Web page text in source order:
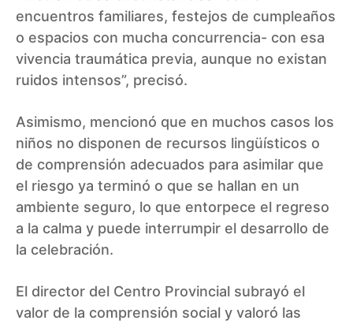
encuentros familiares, festejos de cumpleaños
o espacios con mucha concurrencia- con esa
vivencia traumática previa, aunque no existan
ruidos intensos”, precisó.
Asimismo, mencionó que en muchos casos los
niños no disponen de recursos lingüísticos o
de comprensión adecuados para asimilar que
el riesgo ya terminó o que se hallan en un
ambiente seguro, lo que entorpece el regreso
a la calma y puede interrumpir el desarrollo de
la celebración.
El director del Centro Provincial subrayó el
valor de la comprensión social y valoró las